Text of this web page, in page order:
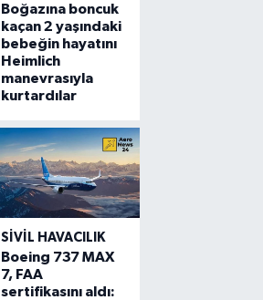
Boğazına boncuk
kaçan 2 yaşındaki
bebeğin hayatını
Heimlich
manevrasıyla
kurtardılar
SIVIL HAVACILIK
Boeing 737 MAX
7, FAA
sertifikasını aldı: